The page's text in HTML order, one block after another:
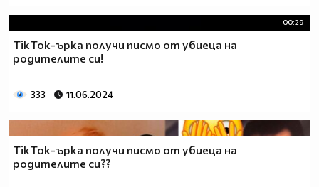
00:29
TikTok-ърка получи писмо от убиеца на
родителите си!
333 11.06.2024
TikTok-ърка получи писмо от убиеца на
родителите си??